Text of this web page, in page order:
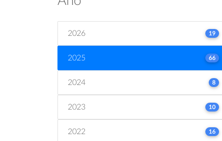
2026 19
2025 66
2024 8
2023 10
2022 16